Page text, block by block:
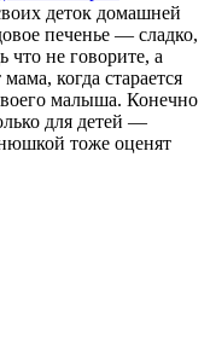
деток домашней
печенье — сладко,
не говорите, а
когда старается
малыша. Конечно
для детей —
тоже оценят